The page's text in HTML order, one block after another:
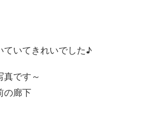
ていてきれいでした♪
真です～
の廊下